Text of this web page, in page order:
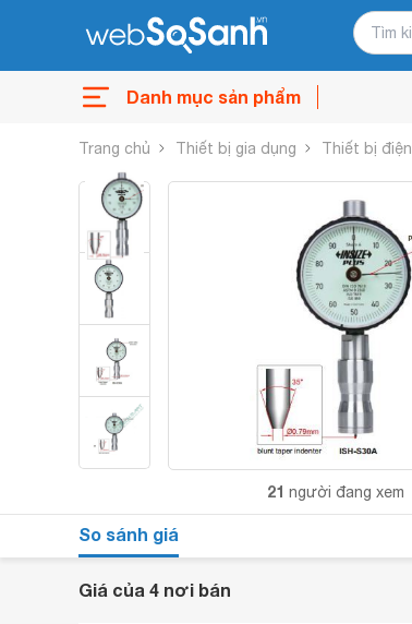
Danh mục sản phẩm
Trang chủ Thiết bị gia dụng Thiết bị điện
21 người đang xem
So sánh giá
Giá của 4 nơi bán